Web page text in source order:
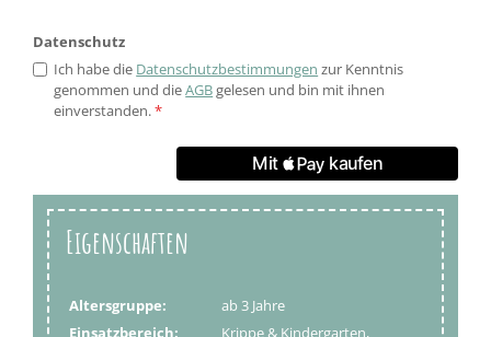
Datenschutz
Ich habe die Datenschutzbestimmungen zur Kenntnis
genommen und dieAGBgelesen und bin mit ihnen
einverstanden.*
Eigenschaften
Altersgruppe:
ab 3 Jahre
Einsatzbereich:
Krippe & Kindergarten,